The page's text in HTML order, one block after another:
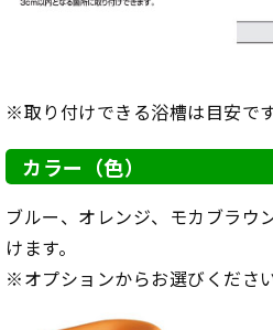
※取り付けできる浴槽は目安です
カラー（色）
ブルー、オレンジ、モカブラウ
けます。
※オプションからお選びください